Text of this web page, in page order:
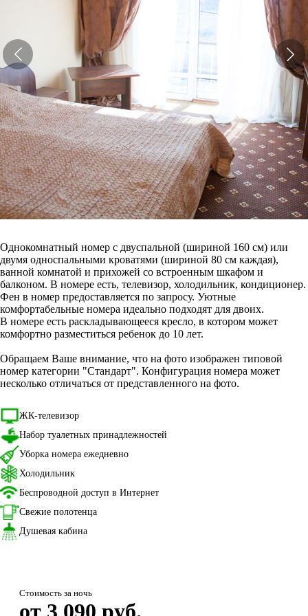
Однокомнатный номер с двуспальной (шириной 160 см) или
двумя односпальными кроватями (шириной 80 см каждая),
ванной комнатой и прихожей со встроенным шкафом и
балконом. В номере есть, телевизор, холодильник, кондиционер.
Фен в номер предоставляется по запросу. Уютные
комфортабельные номера идеально подходят для двоих.
В номере есть раскладывающееся кресло, в котором может
комфортно разместиться ребенок до 10 лет.
Обращаем Ваше внимание, что на фото изображен типовой
номер категории "Стандарт". Конфигурация номера может
несколько отличаться от представленного на фото.
ЖК-телевизор
Набор туалетных принадлежностей
Уборка номера ежедневно
Холодильник
Беспроводной доступ в Интернет
Свежие полотенца
Душевая кабина
Стоимость за ночь